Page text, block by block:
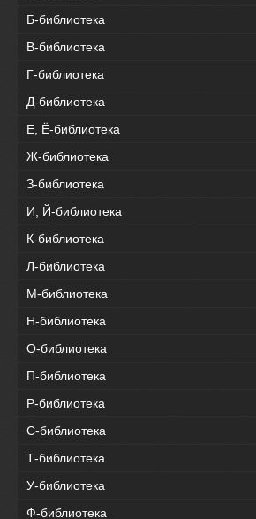
Б-библиотека
В-библиотека
Г-библиотека
Д-библиотека
Е, Ё-библиотека
Ж-библиотека
З-библиотека
И, Й-библиотека
К-библиотека
Л-библиотека
М-библиотека
Н-библиотека
О-библиотека
П-библиотека
Р-библиотека
С-библиотека
Т-библиотека
У-библиотека
Ф-библиотека